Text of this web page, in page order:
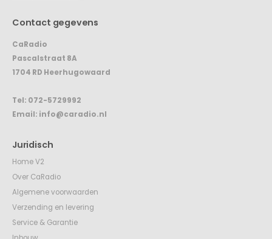
Contact gegevens
CaRadio
Pascalstraat 8A
1704 RD Heerhugowaard
Tel: 072-5729992
Email: info@caradio.nl
Juridisch
Home V2
Over CaRadio
Algemene voorwaarden
Verzending en levering
Service & Garantie